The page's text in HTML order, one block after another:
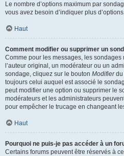
Le nombre d’options maximum par
vous avez besoin d’indiquer plus
Haut
Comment modifier ou supprimer un
Comme pour les messages, les
l’auteur original, un modérateur ou un
sondage, cliquez sur le bouton Modifierdu
toujours celui auquel est associé le
peut modifier une option ou supprimer le
modérateurs et les administrateurs
pour empêcher le trucage en changeant
Haut
Pourquoi ne puis-je pas accéder à un
Certains forums peuvent être réservés à